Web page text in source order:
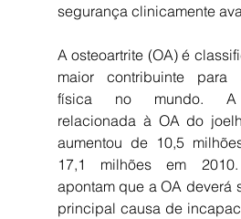
segurança clinicamente
A osteoartrite (OA) é
maior contribuinte para
física no mundo. A
relacionada à OA do
aumentou de 10,5
17,1 milhões em 2010.
apontam que a OA deverá
principal causa de